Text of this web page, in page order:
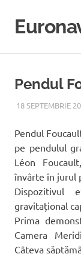
conținut
Pendul
18 SEPTEMBRIE
Pendul
pe pendulul
Léon
învârte în jurul
Dispozitivul
gravitațional
Prima
Camera
Câteva